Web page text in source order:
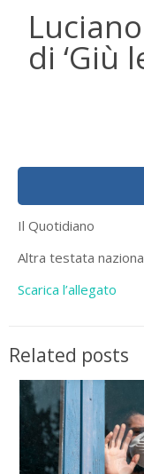
di ‘Giù
Il Quotidiano
Altra testata
Scarica l’allegato
Related posts